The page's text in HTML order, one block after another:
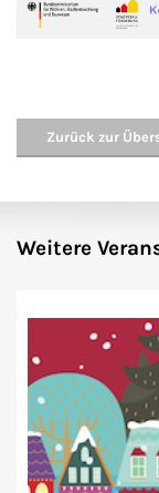
Zurück zur
Weitere